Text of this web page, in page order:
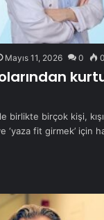
Mayıs 11, 2026 0 0
birlikte birçok kişi,
‘yaza fit girmek’ için